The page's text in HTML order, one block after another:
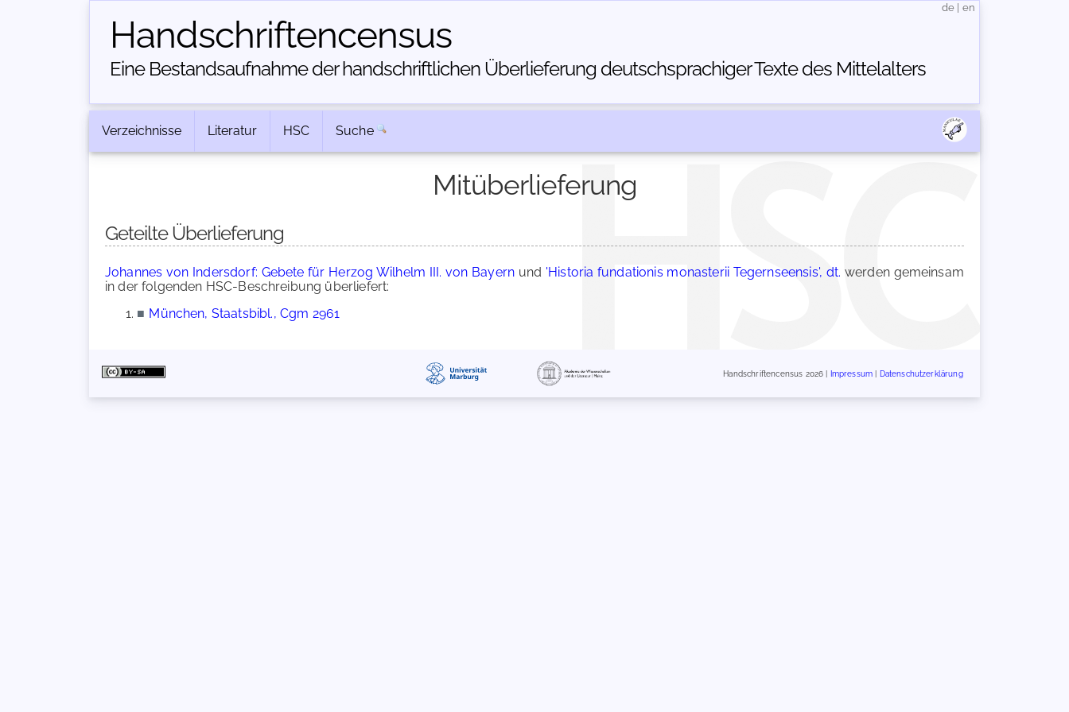
Handschriften­census
Eine Bestandsaufnahme der handschriftlichen Über­lieferung deutschsprachiger Texte des Mittelalters
de en
Verzeichnisse Literatur HSC Suche
Mitüberlieferung
Geteilte Überlieferung
Johannes von Indersdorf: Gebete für Herzog Wilhelm III. von Bayern und 'Historia fundationis monasterii Tegernseensis', dt. werden gemeinsam
in der folgenden HSC-Beschreibung überliefert:
■ München, Staatsbibl., Cgm 2961
Handschriftencensus 2026 | Impressum Datenschutzerklärung